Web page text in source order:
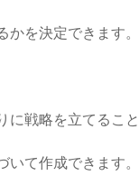
を決定できます。
戦略を立てること
て作成できます。